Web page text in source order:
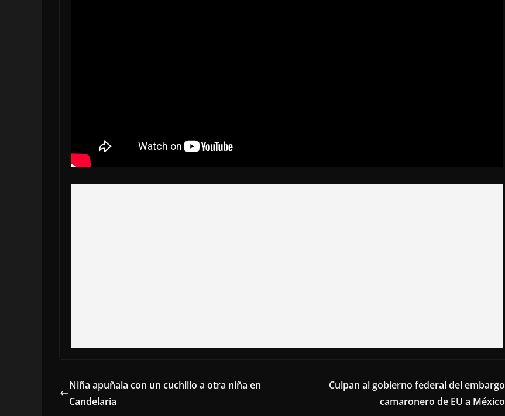
Niña apuñala con un cuchillo a otra niña en
Candelaria
Culpan al gobierno federal del embargo
camaronero de EU a México